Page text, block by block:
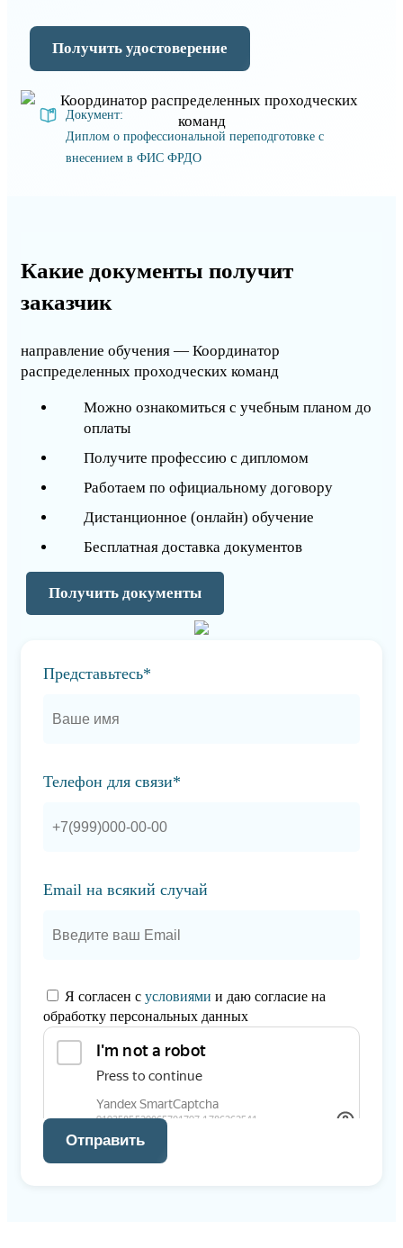
Получить удостоверение
Документ:
Диплом о профессиональной переподготовке с
внесением в ФИС ФРДО
Какие документы получит
заказчик
направление обучения — Координатор
распределенных проходческих команд
Можно ознакомиться с учебным планом до
оплаты
Получите профессию с дипломом
Работаем по официальному договору
Дистанционное (онлайн) обучение
Бесплатная доставка документов
Получить документы
Представьтесь*
Телефон для связи*
Email на всякий случай
Я согласен с условиями и даю согласие на
обработку персональных данных
Отправить